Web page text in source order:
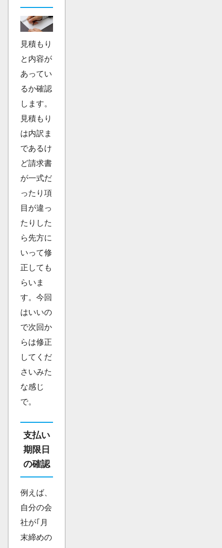
見積もり
と内容が
あってい
るか確認
します。
見積もり
は内訳ま
であるけ
ど請求書
が一式だ
ったり項
目が違っ
たりした
ら先方に
いって修
正しても
らいま
す。今回
はいいの
で次回か
らは修正
してくだ
さいみた
な感じ
で。
支払い
期限日
の確認
例えば、
自分の会
社が｢月
末締めの